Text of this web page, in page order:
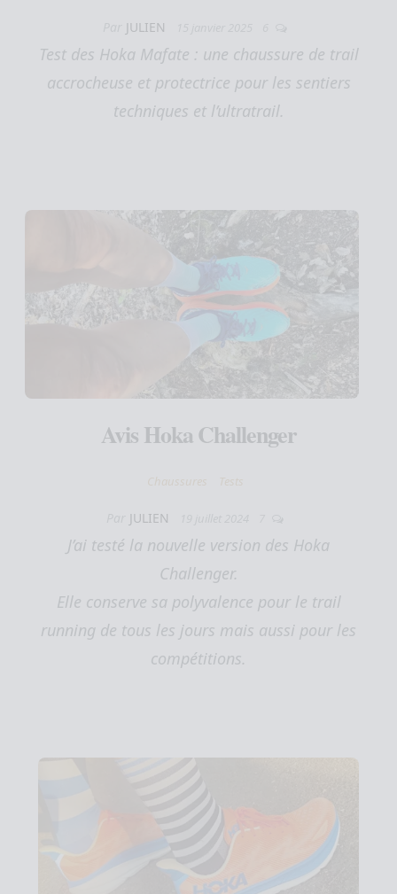
JULIEN
Test des Hoka Mafate : une chaussure de trail
accrocheuse et protectrice pour les sentiers
techniques et l’ultratrail.
Avis Hoka Challenger
Chaussures Tests
JULIEN
J’ai testé la nouvelle version des Hoka
Challenger.
Elle conserve sa polyvalence pour le trail
running de tous les jours mais aussi pour les
compétitions.